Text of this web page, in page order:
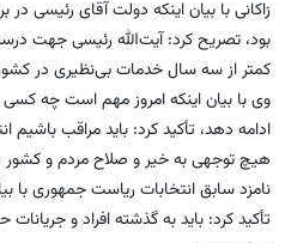
زاکانی با بیان اینکه دولت آقای رئیسی
بود، تصریح کرد: آیت‌الله رئیسی جهت
کمتر از سه سال خدمات بی‌نظیری در
وی با بیان اینکه امروز مهم است چه کسی
ادامه دهد، تأکید کرد: باید مراقب باشیم
هیچ توجهی به خیر و صلاح مردم و
نامزد سابق انتخابات ریاست جمهوری با
تأکید کرد: باید به گذشته افراد و